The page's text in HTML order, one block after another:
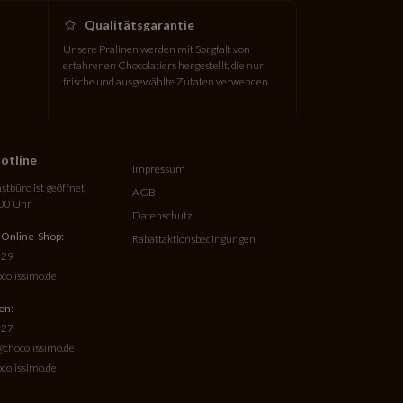
Qualitätsgarantie
Unsere Pralinen werden mit Sorgfalt von
erfahrenen Chocolatiers hergestellt, die nur
frische und ausgewählte Zutaten verwenden.
ist geöffnet
Uhr
Shop:
Impressum
AGB
Datenschutz
Rabattaktionsbedingungen